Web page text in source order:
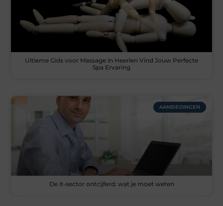
Ultieme Gids voor Massage in Heerlen Vind Jouw Perfecte
Spa Ervaring
AANBIEDINGEN
De it-sector ontcijferd: wat je moet weten